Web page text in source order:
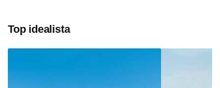
Top idealista